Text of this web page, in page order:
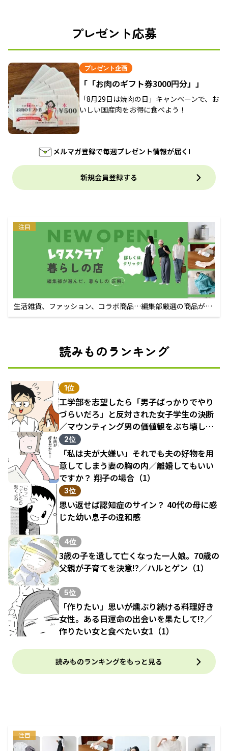
プレゼント応募
プレゼント企画
「「お肉のギフト券3000円分」」
「8月29日は焼肉の日」キャンペーンで、お
いしい国産肉をお得に食べよう！
メルマガ登録で毎週プレゼント情報が届く!
新規会員登録する
注目
生活雑貨、ファッション、コラボ商品…編集部厳選の商品が買
えるECサイト
読みものランキング
1位
工学部を志望したら「男子ばっかりでやり
づらいだろ」と反対された女子学生の決断
／マウンティング男の価値観をぶち壊した
結果（1）
2位
「私は夫が大嫌い」それでも夫の好物を用
意してしまう妻の胸の内／離婚してもいい
ですか？ 翔子の場合（1）
3位
思い返せば認知症のサイン？ 40代の母に感
じた幼い息子の違和感
4位
3歳の子を遺して亡くなった一人娘。70歳の
父親が子育てを決意!?／ハルとゲン（1）
5位
「作りたい」思いが燻ぶり続ける料理好き
女性。ある日運命の出会いを果たして!?／
作りたい女と食べたい女1（1）
読みものランキングをもっと見る
注目